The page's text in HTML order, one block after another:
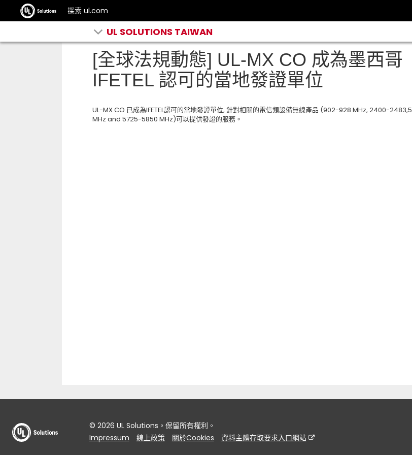
探索 ul.com
UL SOLUTIONS TAIWAN
[全球法規動態] UL-MX CO 成為墨西哥
IFETEL 認可的當地發證單位
UL-MX CO 已成為IFETEL認可的當地發證單位, 針對相關的電信類設備無線產品 (902-928 MHz, 2400-2483,5
MHz and 5725-5850 MHz)可以提供發證的服務。
© 2026 UL Solutions。保留所有權利。
Impressum
線上政策 關於Cookies 資料主體存取要求入口網站